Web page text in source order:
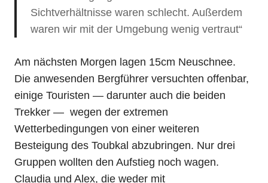
Sichtverhältnisse waren schlecht. Außerdem
waren wir mit der Umgebung wenig vertraut“
Am nächsten Morgen lagen 15cm Neuschnee.
Die anwesenden Bergführer versuchten offenbar,
einige Touristen — darunter auch die beiden
Trekker — wegen der extremen
Wetterbedingungen von einer weiteren
Besteigung des Toubkal abzubringen. Nur drei
Gruppen wollten den Aufstieg noch wagen.
Claudia und Alex, die weder mit